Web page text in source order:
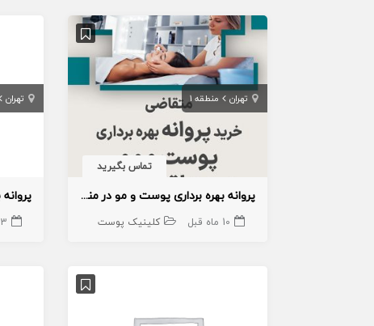
تهران منطقه 1
تماس بگیرید
پروانه بهره برداری پوست و مو در منطقه ۱،۲،۳
10 ماه قبل کلینیک پوست
تهران
3 سال قبل